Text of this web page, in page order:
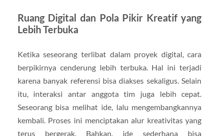
Ruang Digital dan Pola Pikir Kreatif yang
Lebih Terbuka
Ketika seseorang terlibat dalam proyek digital, cara
berpikirnya cenderung lebih terbuka. Hal ini terjadi
karena banyak referensi bisa diakses sekaligus. Selain
itu, interaksi antar anggota tim juga lebih cepat.
Seseorang bisa melihat ide, lalu mengembangkannya
kembali. Proses ini menciptakan alur kreativitas yang
terus bergerak. Bahkan, ide sederhana bisa